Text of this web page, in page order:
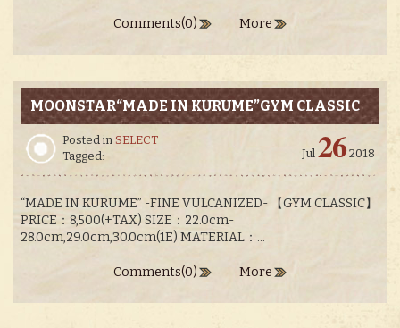
Comments(0) More
MOONSTAR“MADE IN KURUME”GYM CLASSIC
Posted in SELECT
Tagged:
Jul 26 2018
“MADE IN KURUME” -FINE VULCANIZED- 【GYM CLASSIC】
PRICE：8,500(+TAX) SIZE：22.0cm-
28.0cm,29.0cm,30.0cm(1E) MATERIAL：...
Comments(0) More